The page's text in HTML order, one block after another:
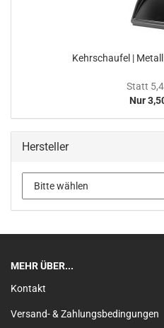
Kehrschaufel |
Statt
Nur
Hersteller
MEHR ÜBER...
Kontakt
Versand- & Zahlungsbedingungen